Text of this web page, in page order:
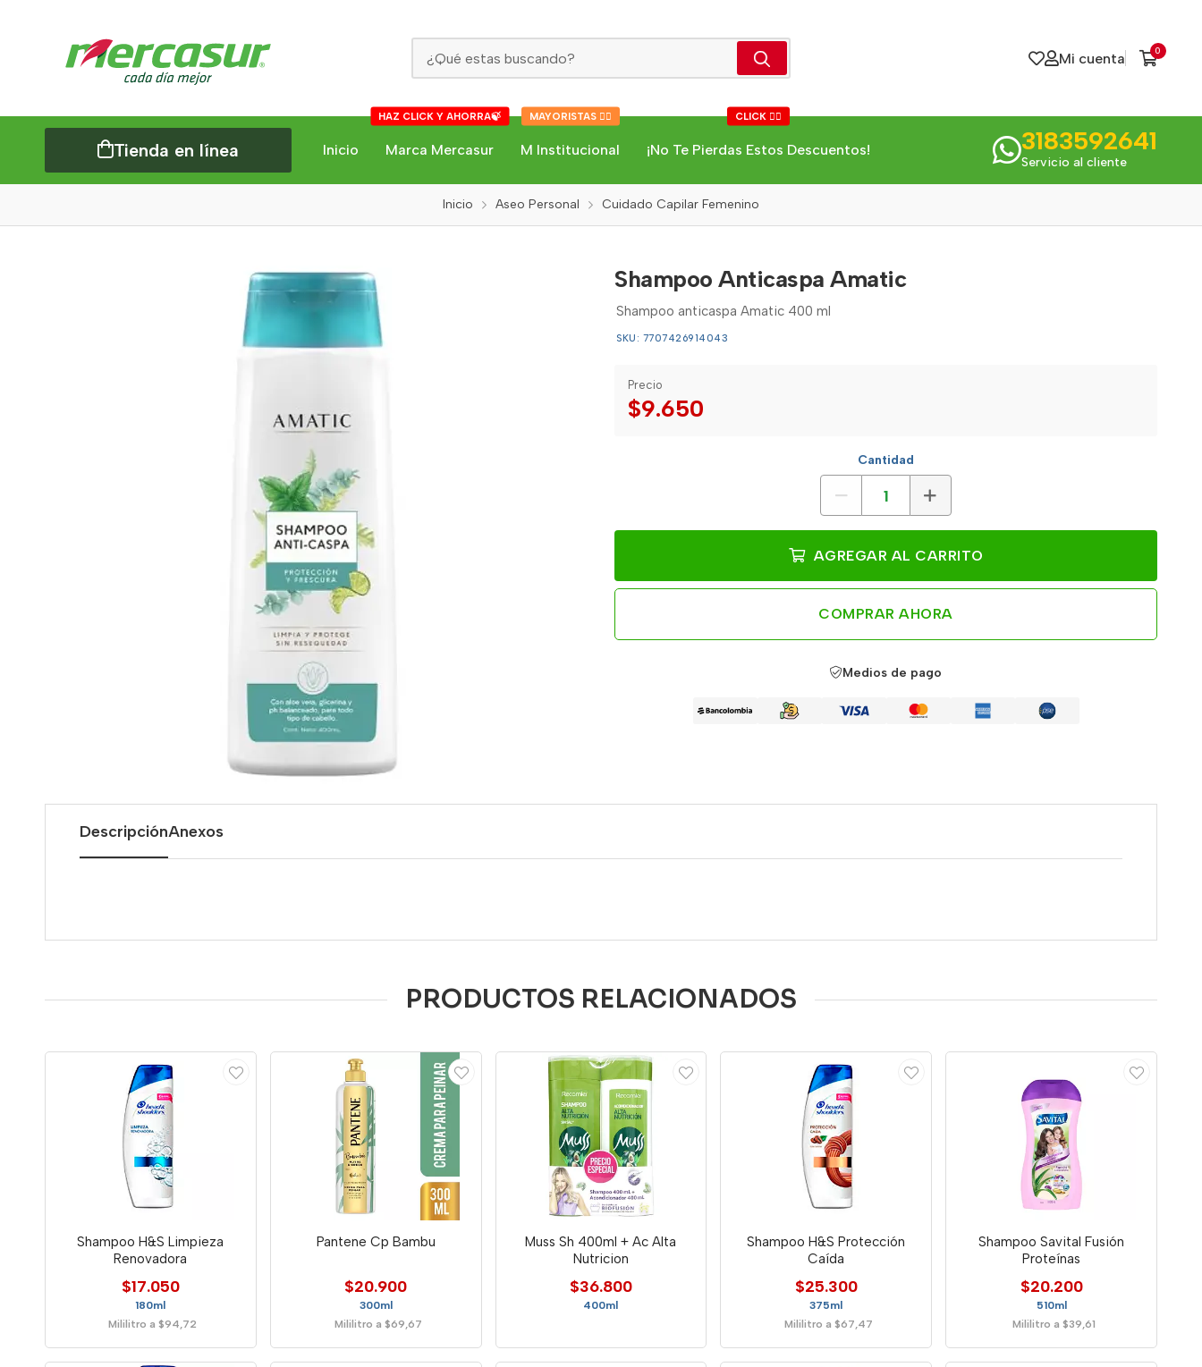
Mi cuenta 0
Tienda en línea Inicio Marca Mercasur
HAZ CLICK Y AHORRA🍃
M Institucional
MAYORISTAS 👇🏻
¡No Te Pierdas Estos Descuentos!
CLICK 👇🏻
3183592641
Servicio al cliente
Inicio Aseo Personal Cuidado Capilar Femenino
Shampoo Anticaspa Amatic
Shampoo anticaspa Amatic 400 ml
SKU: 7707426914043
Precio
$9.650
Cantidad
AGREGAR AL CARRITO
COMPRAR AHORA
Medios de pago
DescripciónAnexos
PRODUCTOS RELACIONADOS
Shampoo H&S Limpieza
Renovadora
$17.050
180ml
Mililitro a $94,72
Pantene Cp Bambu
$20.900
300ml
Mililitro a $69,67
Muss Sh 400ml + Ac Alta
Nutricion
$36.800
400ml
Shampoo H&S Protección
Caída
$25.300
375ml
Mililitro a $67,47
Shampoo Savital Fusión
Proteínas
$20.200
510ml
Mililitro a $39,61